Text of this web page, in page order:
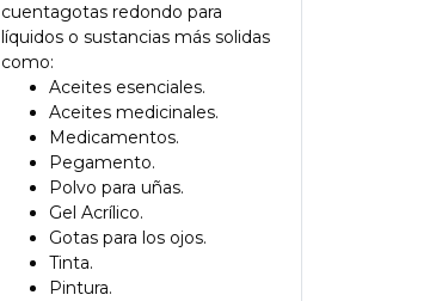
cuentagotas redondo para
líquidos o sustancias más solidas
como:
Aceites esenciales.
Aceites medicinales.
Medicamentos.
Pegamento.
Polvo para uñas.
Gel Acrílico.
Gotas para los ojos.
Tinta.
Pintura.